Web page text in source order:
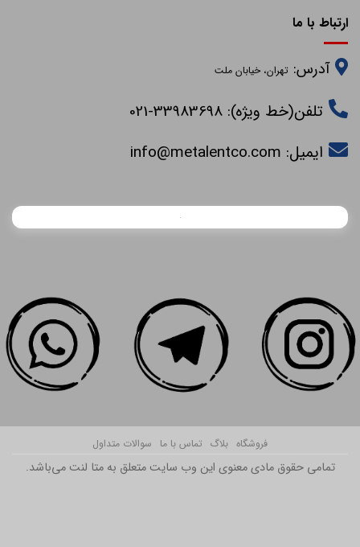
ارتباط با ما
آدرس: تهران، خیابان ملت
تلفن(خط ویژه): 33983698-021
ایمیل:info@metalentco.com
فروشگاه بلاگ تماس با ما سوالات متداول
تمامی حقوق مادی معنوی این وب سایت متعلق به متا لنت می‌باشد.